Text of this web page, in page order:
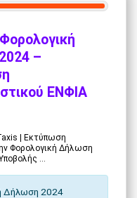
–
EΝΦΙΑ
| Εκτύπωση
Φορολογική Δήλωση
...
Δήλωση 2024